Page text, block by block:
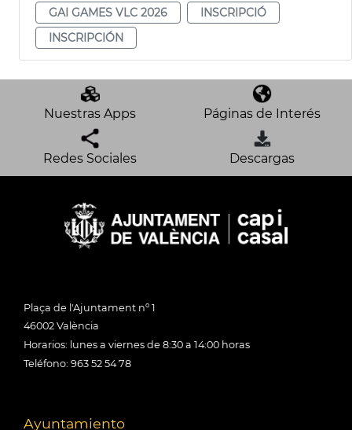
GAI GAMES VLC 2026
INSCRIPCIÓ
INSCRIPCIÓN
Nuestras Apps Páginas de Interés
Redes Sociales Descargas
Plaça de l'Ajuntament nº 1
46002 València
Horarios: lunes a viernes de 8:30 a 14:00 horas
Teléfono: 963 52 54 78
Ayuntamiento